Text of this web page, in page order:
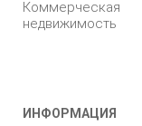
Коммерческая
недвижимость
ИНФОРМАЦИЯ